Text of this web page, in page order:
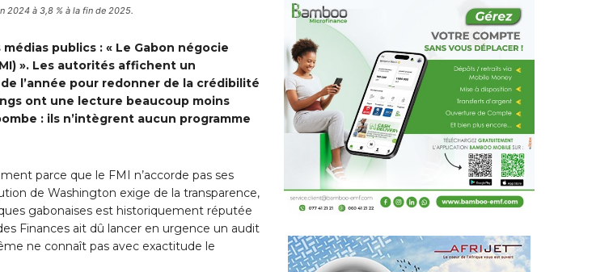
2024 à 3,8 % à la fin de 2025.
publics : « Le Gabon négocie
». Les autorités affichent un
l’année pour redonner de la crédibilité
ont une lecture beaucoup moins
: ils n’intègrent aucun programme
parce que le FMI n’accorde pas ses
de Washington exige de la transparence,
gabonaises est historiquement réputée
Finances ait dû lancer en urgence un audit
ne connaît pas avec exactitude le